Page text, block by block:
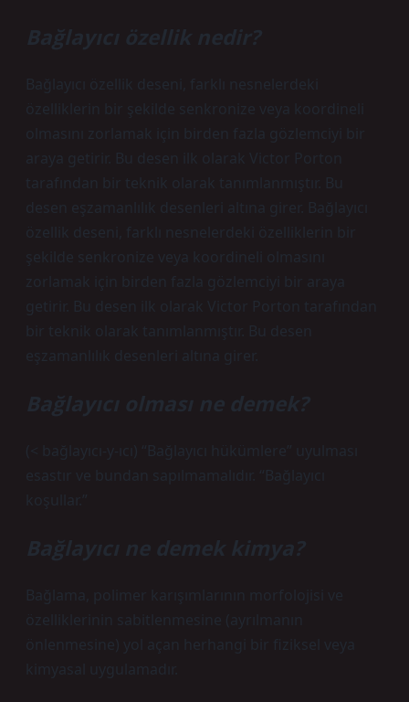
Bağlayıcı özellik nedir?
Bağlayıcı özellik deseni, farklı nesnelerdeki
özelliklerin bir şekilde senkronize veya koordineli
olmasını zorlamak için birden fazla gözlemciyi bir
araya getirir. Bu desen ilk olarak Victor Porton
tarafından bir teknik olarak tanımlanmıştır. Bu
desen eşzamanlılık desenleri altına girer. Bağlayıcı
özellik deseni, farklı nesnelerdeki özelliklerin bir
şekilde senkronize veya koordineli olmasını
zorlamak için birden fazla gözlemciyi bir araya
getirir. Bu desen ilk olarak Victor Porton tarafından
bir teknik olarak tanımlanmıştır. Bu desen
eşzamanlılık desenleri altına girer.
Bağlayıcı olması ne demek?
(< bağlayıcı-y-ıcı) “Bağlayıcı hükümlere” uyulması
esastır ve bundan sapılmamalıdır. “Bağlayıcı
koşullar.”
Bağlayıcı ne demek kimya?
Bağlama, polimer karışımlarının morfolojisi ve
özelliklerinin sabitlenmesine (ayrılmanın
önlenmesine) yol açan herhangi bir fiziksel veya
kimyasal uygulamadır.